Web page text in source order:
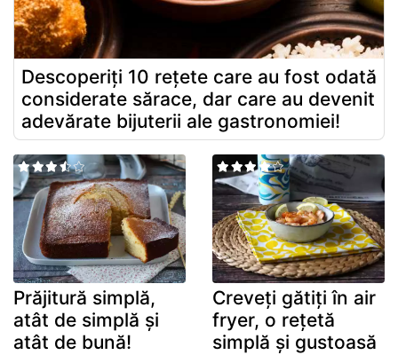
Descoperiți 10 rețete care au fost odată
considerate sărace, dar care au devenit
adevărate bijuterii ale gastronomiei!
Prăjitură simplă,
atât de simplă și
atât de bună!
Creveți gătiți în air
fryer, o rețetă
simplă și gustoasă